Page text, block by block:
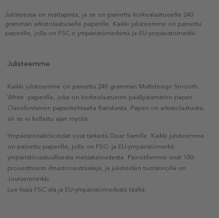
Julisteessa on mattapinta, ja se on painettu korkealaatuiselle 240
gramman arkistolaatuiselle paperille. Kaikki julisteemme on painettu
paperille, jolla on FSC:n ympäristömerkintä ja EU-ympäristömerkki.
Julisteemme
Kaikki julisteemme on painettu 240 gramman Multidesign Smooth
White -paperille, joka on korkealaatuinen päällystämätön paperi
Clairefontainen paperitehtaalta Ranskasta. Paperi on arkistolaatuista,
eli se ei kellastu ajan myötä.
Ympäristönäkökohdat ovat tärkeitä Dear Samille. Kaikki julisteemme
on painettu paperille, jolla on FSC- ja EU-ympäristömerkit
ympäristövastuullisesta metsätaloudesta. Painotilamme ovat 100-
prosenttisesti ilmastoneutraaleja, ja julisteiden tuotannolla on
Joutsenmerkki.
Lue lisää FSC:stä ja EU-ympäristömerkistä täältä.